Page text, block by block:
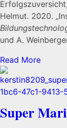
Helmut. 2020.
und A.
Read More
Super